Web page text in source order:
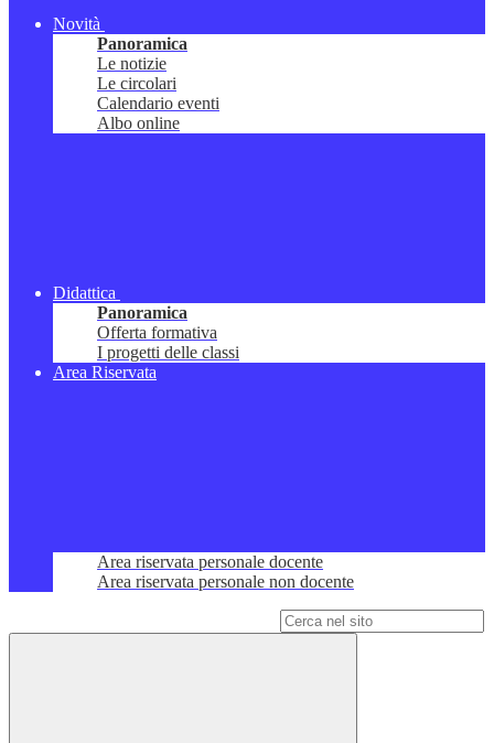
Novità
Panoramica
Le notizie
Le circolari
Calendario eventi
Albo online
Didattica
Panoramica
Offerta formativa
I progetti delle classi
Area Riservata
Area riservata personale docente
Area riservata personale non docente